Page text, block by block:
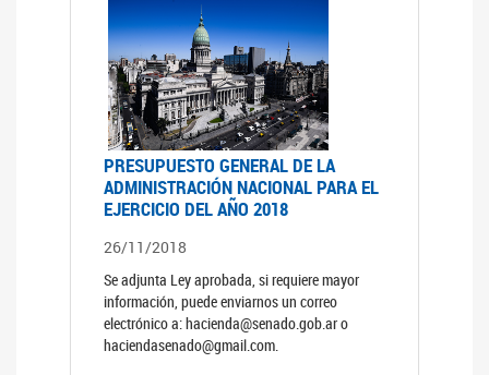
PRESUPUESTO GENERAL DE LA
ADMINISTRACIÓN NACIONAL PARA EL
EJERCICIO DEL AÑO 2018
26/11/2018
Se adjunta Ley aprobada, si requiere mayor
información, puede enviarnos un correo
electrónico a: hacienda@senado.gob.ar o
haciendasenado@gmail.com.